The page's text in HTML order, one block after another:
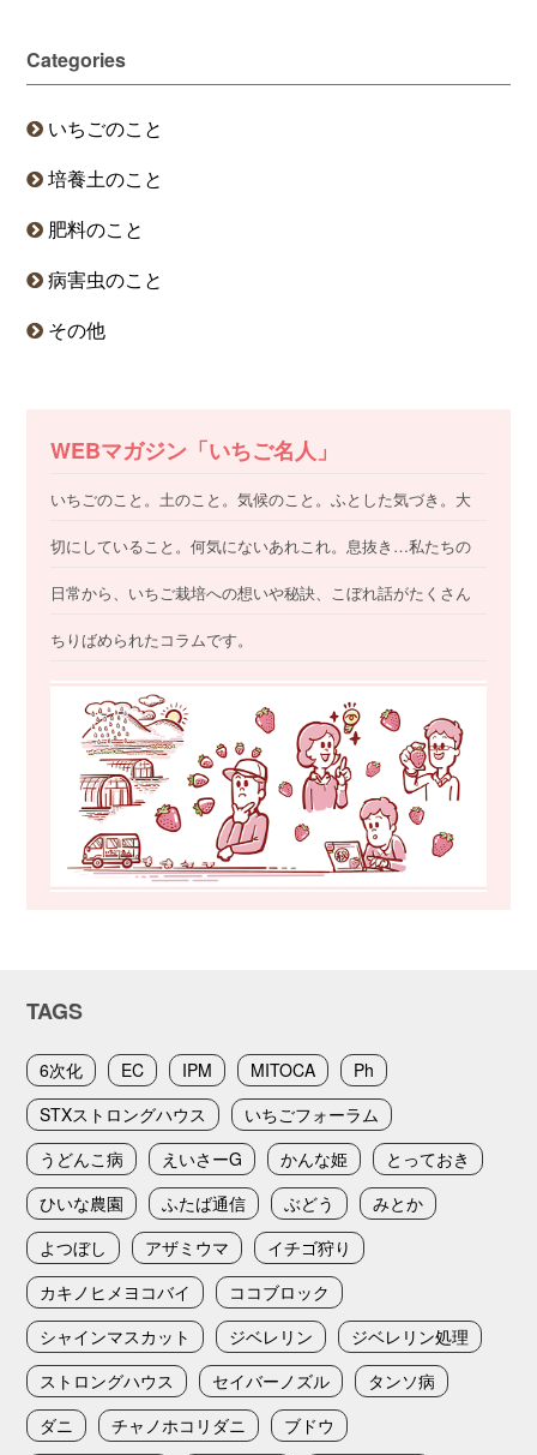
Categories
いちごのこと
培養土のこと
肥料のこと
病害虫のこと
その他
WEBマガジン「いちご名人」
いちごのこと。土のこと。気候のこと。ふとした気づき。大
切にしていること。何気にないあれこれ。息抜き…私たちの
日常から、いちご栽培への想いや秘訣、こぼれ話がたくさん
ちりばめられたコラムです。
TAGS
6次化 EC IPM MITOCA
Ph
STXストロングハウス
いちごフォーラム
うどんこ病
えいさーG かんな姫
とっておき
ひいな農園
ふたば通信 ぶどう
みとか
よつぼし
アザミウマ
イチゴ狩り
カキノヒメヨコバイ
ココブロック
シャインマスカット
ジベレリン
ジベレリン処理
ストロングハウス
セイバーノズル
タンソ病
ダニ
チャノホコリダニ
ブドウ